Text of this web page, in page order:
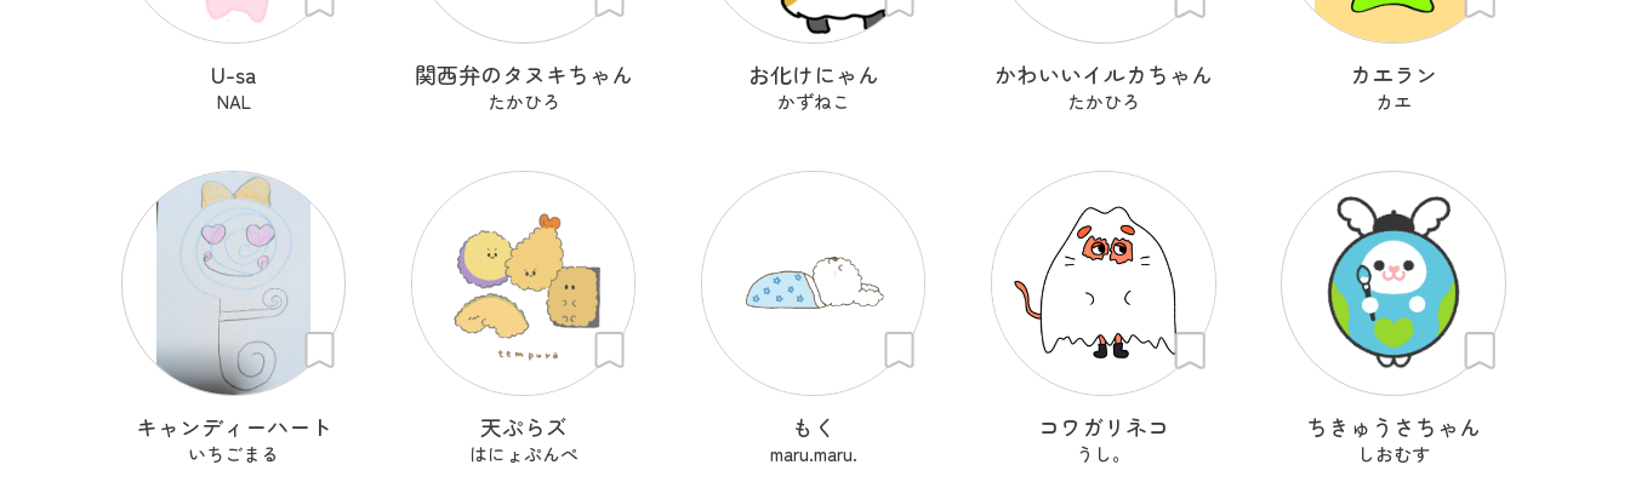
U-sa
NAL
関西弁のタヌキちゃん
たかひろ
お化けにゃん
かずねこ
かわいいイルカちゃん
たかひろ
カエラン
カエ
キャンディーハート
いちごまる
天ぷらズ
はにょぷんぺ
もく
maru.maru.
コワガリネコ
うし。
ちきゅうさちゃん
しおむす